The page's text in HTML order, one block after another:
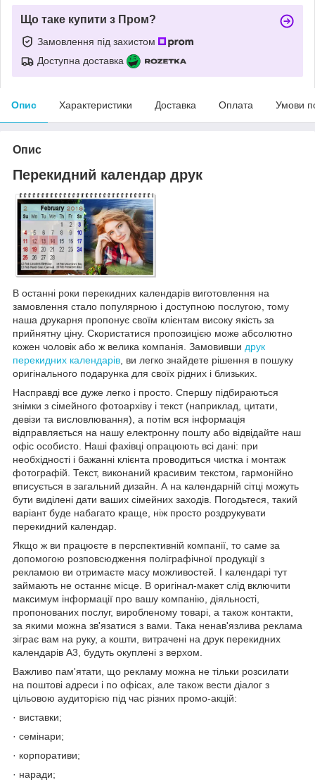
Що таке купити з Пром?
Замовлення під захистом
Доступна доставка
Опис Характеристики Доставка Оплата Умови
Опис
Перекидний календар друк
В останні роки перекидних календарів виготовлення на
замовлення стало популярною і доступною послугою, тому
наша друкарня пропонує своїм клієнтам високу якість за
прийнятну ціну. Скористатися пропозицією може абсолютно
кожен чоловік або ж велика компанія. Замовивши друк
перекидних календарів, ви легко знайдете рішення в пошуку
оригінального подарунка для своїх рідних і близьких.
Насправді все дуже легко і просто. Спершу підбираються
знімки з сімейного фотоархіву і текст (наприклад, цитати,
девізи та висловлювання), а потім вся інформація
відправляється на нашу електронну пошту або відвідайте наш
офіс особисто. Наші фахівці опрацюють всі дані: при
необхідності і бажанні клієнта проводиться чистка і монтаж
фотографій. Текст, виконаний красивим текстом, гармонійно
вписується в загальний дизайн. А на календарній сітці можуть
бути виділені дати ваших сімейних заходів. Погодьтеся, такий
варіант буде набагато краще, ніж просто роздрукувати
перекидний календар.
Якщо ж ви працюєте в перспективній компанії, то саме за
допомогою розповсюдження поліграфічної продукції з
рекламою ви отримаєте масу можливостей. І календарі тут
займають не останнє місце. В оригінал-макет слід включити
максимум інформації про вашу компанію, діяльності,
пропонованих послуг, виробленому товарі, а також контакти,
за якими можна зв'язатися з вами. Така ненав'язлива реклама
зіграє вам на руку, а кошти, витрачені на друк перекидних
календарів А3, будуть окуплені з верхом.
Важливо пам'ятати, що рекламу можна не тільки розсилати
на поштові адреси і по офісах, але також вести діалог з
цільовою аудиторією під час різних промо-акцій:
· виставки;
· семінари;
· корпоративи;
· наради;